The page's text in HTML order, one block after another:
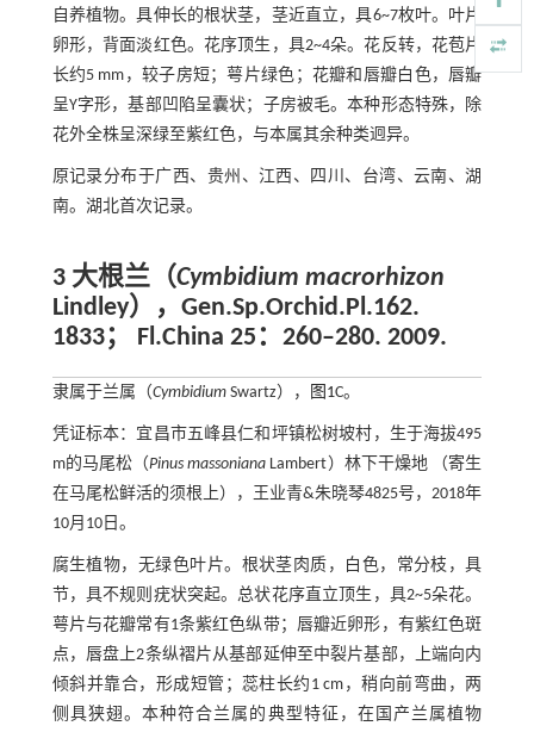
自养植物。具伸长的根状茎，茎近直立，具6~7枚叶。叶片
卵形，背面淡红色。花序顶生，具2~4朵。花反转，花苞片
长约5 mm，较子房短；萼片绿色；花瓣和唇瓣白色，唇瓣
呈Y字形，基部凹陷呈囊状；子房被毛。本种形态特殊，除
花外全株呈深绿至紫红色，与本属其余种类迥异。
原记录分布于广西、贵州、江西、四川、台湾、云南、湖
南。湖北首次记录。
3 大根兰（Cymbidium macrorhizon
Lindley），Gen.Sp.Orchid.Pl.162.
1833； Fl.China 25：260–280. 2009.
隶属于兰属（CymbidiumSwartz）， 图1C。
凭证标本：宜昌市五峰县仁和坪镇松树坡村，生于海拔495
m的马尾松（Pinus massoniana Lambert）林下干燥地 （寄生
在马尾松鲜活的须根上），王业青&朱晓琴4825号，2018年
10月10日。
腐生植物，无绿色叶片。根状茎肉质，白色，常分枝，具
节，具不规则疣状突起。总状花序直立顶生，具2~5朵花。
萼片与花瓣常有1条紫红色纵带；唇瓣近卵形，有紫红色斑
点，唇盘上2条纵褶片从基部延伸至中裂片基部，上端向内
倾斜并靠合，形成短管；蕊柱长约1 cm，稍向前弯曲，两
侧具狭翅。本种符合兰属的典型特征，在国产兰属植物